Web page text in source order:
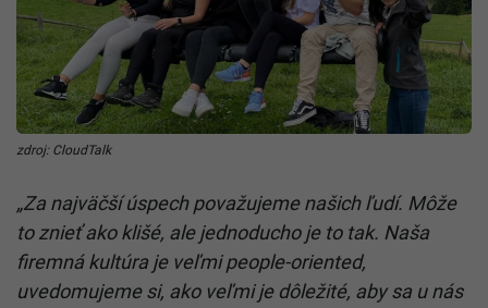
zdroj: CloudTalk
„Za najväčší úspech považujeme našich ľudí. Môže
to znieť ako klišé, ale jednoducho je to tak. Naša
firemná kultúra je veľmi people-oriented,
uvedomujeme si, ako veľmi je dôležité, aby sa u nás